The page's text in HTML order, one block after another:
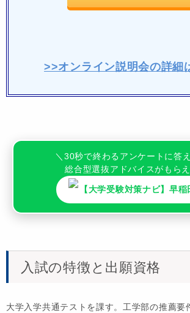
>>オンライン説明会の詳細
＼30秒で終わるアンケートに答
総合型選抜アドバイスがもらえ
【大学受験対策ナビ】早稲
入試の特徴と出願資格
大学入学共通テストを課す。工学部の推薦要